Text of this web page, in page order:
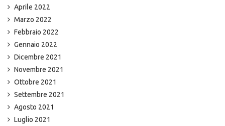
Aprile 2022
Marzo 2022
Febbraio 2022
Gennaio 2022
Dicembre 2021
Novembre 2021
Ottobre 2021
Settembre 2021
Agosto 2021
Luglio 2021